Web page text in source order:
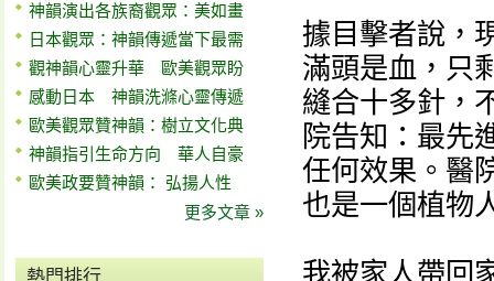
神韻演出各族裔觀眾：美如畫
日本觀眾：神韻傳遞當下最需
觀神韻心靈升華 歐美觀眾盼
感動日本 神韻洗滌心靈傳遞
歐美觀眾贊神韻：樹立文化典
神韻指引生命方向 華人自豪
歐美政要贊神韻： 弘揚人性
更多文章 »
據目擊者說，
滿頭是血，只
縫合十多針，
院告知：最先
任何效果。醫
也是一個植物
我被家人帶回